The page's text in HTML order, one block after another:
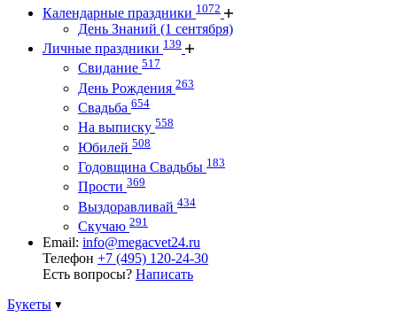
Календарные праздники 1072
День Знаний (1 сентября)
Личные праздники 139
Свидание 517
День Рождения 263
Свадьба 654
На выписку 558
Юбилей 508
Годовщина Свадьбы 183
Прости 369
Выздоравливай 434
Скучаю 291
Email: info@megacvet24.ru
Телефон +7 (495) 120-24-30
Есть вопросы? Написать
Букеты